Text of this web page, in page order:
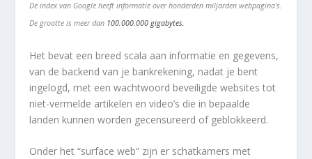
De index van Google heeft informatie over honderden miljarden webpagina’s.
De grootte is meer dan 100.000.000 gigabytes.
Het bevat een breed scala aan informatie en gegevens,
van de backend van je bankrekening, nadat je bent
ingelogd, met een wachtwoord beveiligde websites tot
niet-vermelde artikelen en video’s die in bepaalde
landen kunnen worden gecensureerd of geblokkeerd.
Onder het “surface web” zijn er schatkamers met